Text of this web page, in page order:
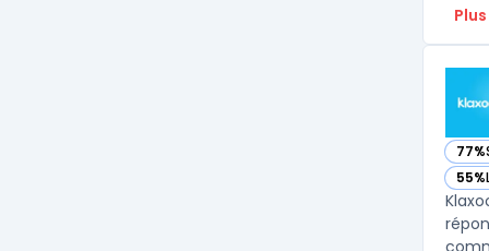
77%
—
55%
—